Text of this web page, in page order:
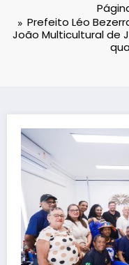
Prefeito Léo
João Multicultural de